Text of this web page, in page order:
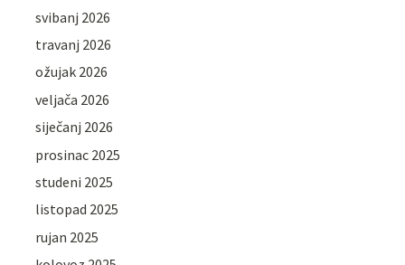
svibanj 2026
travanj 2026
ožujak 2026
veljača 2026
siječanj 2026
prosinac 2025
studeni 2025
listopad 2025
rujan 2025